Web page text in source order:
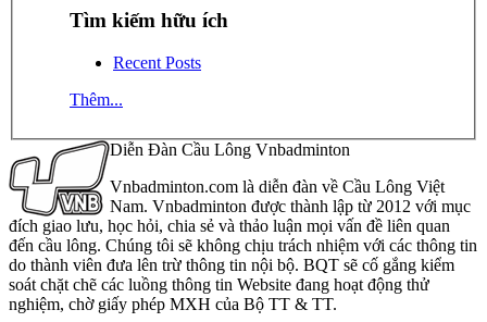
Tìm kiếm hữu ích
Recent Posts
Thêm...
Diễn Đàn Cầu Lông Vnbadminton
Vnbadminton.com là diễn đàn về Cầu Lông Việt
Nam. Vnbadminton được thành lập từ 2012 với mục
đích giao lưu, học hỏi, chia sẻ và thảo luận mọi vấn đề liên quan
đến cầu lông. Chúng tôi sẽ không chịu trách nhiệm với các thông tin
do thành viên đưa lên trừ thông tin nội bộ. BQT sẽ cố gắng kiểm
soát chặt chẽ các luồng thông tin Website đang hoạt động thử
nghiệm, chờ giấy phép MXH của Bộ TT & TT.